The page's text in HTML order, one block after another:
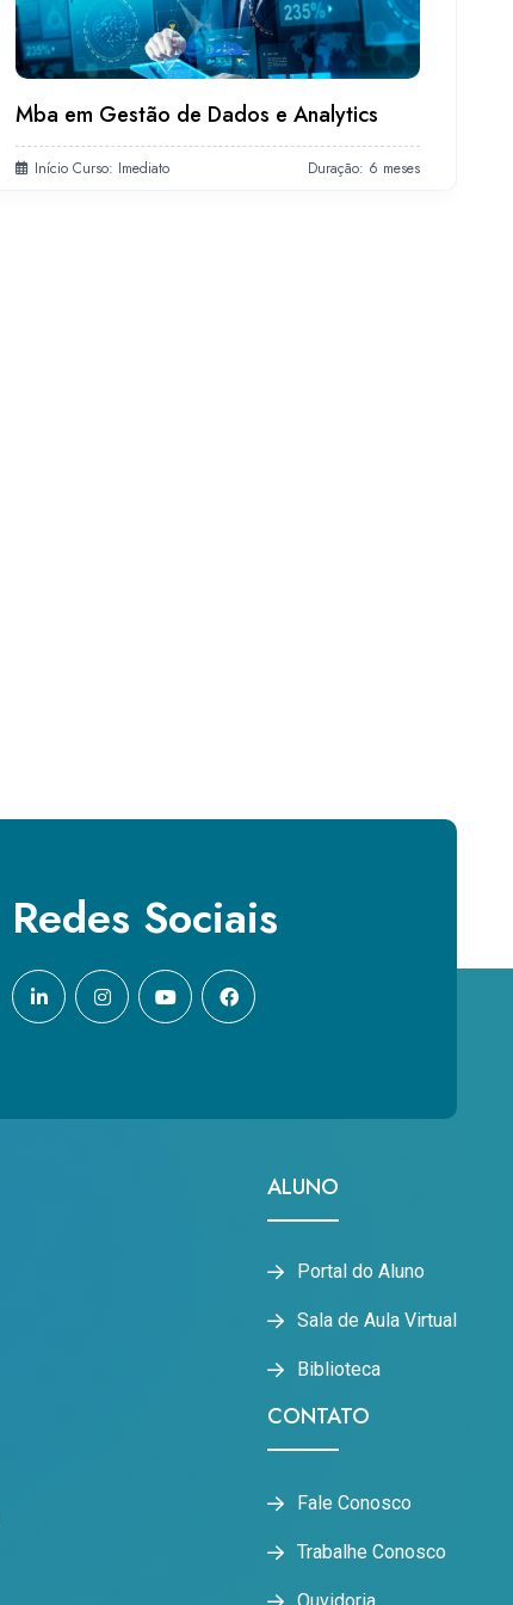
Mba em Gestão de Dados e Analytics
Início Curso: Imediato Duração: 6 meses
Redes Sociais
ALUNO
Portal do Aluno
Sala de Aula Virtual
Biblioteca
CONTATO
Fale Conosco
Trabalhe Conosco